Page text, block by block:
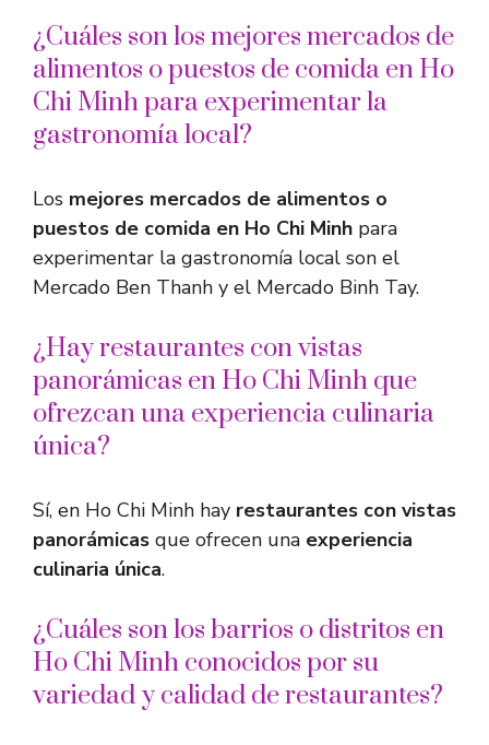
¿Cuáles son los mejores mercados de
alimentos o puestos de comida en Ho
Chi Minh para experimentar la
gastronomía local?
Los mejores mercados de alimentos o
puestos de comida en Ho Chi Minh para
experimentar la gastronomía local son el
Mercado Ben Thanh y el Mercado Binh Tay.
¿Hay restaurantes con vistas
panorámicas en Ho Chi Minh que
ofrezcan una experiencia culinaria
única?
Sí, en Ho Chi Minh hay restaurantes con vistas
panorámicas que ofrecen una experiencia
culinaria única.
¿Cuáles son los barrios o distritos en
Ho Chi Minh conocidos por su
variedad y calidad de restaurantes?